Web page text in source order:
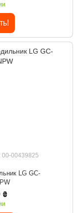
00-00439825
LG GC-
₴